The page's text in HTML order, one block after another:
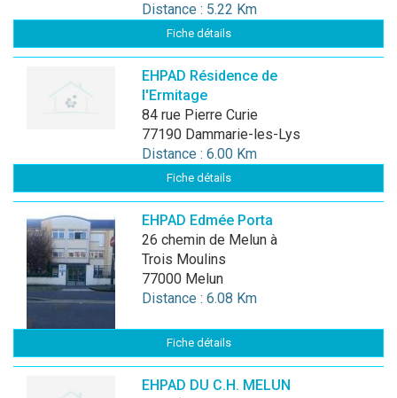
Distance : 5.22 Km
Fiche détails
EHPAD Résidence de
l'Ermitage
84 rue Pierre Curie
77190 Dammarie-les-Lys
Distance : 6.00 Km
Fiche détails
EHPAD Edmée Porta
26 chemin de Melun à
Trois Moulins
77000 Melun
Distance : 6.08 Km
Fiche détails
EHPAD DU C.H. MELUN